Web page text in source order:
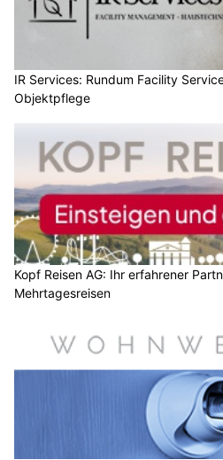
IR Services: Rundum Facility
Objektpflege
Kopf Reisen AG: Ihr erfahrener
Mehrtagesreisen